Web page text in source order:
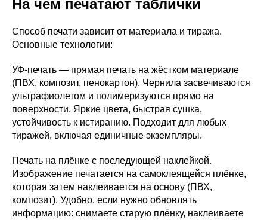
На чем печатают таблички
Способ печати зависит от материала и тиража.
Основные технологии:
УФ-печать — прямая печать на жёстком материале
(ПВХ, композит, пенокартон). Чернила засвечиваются
ультрафиолетом и полимеризуются прямо на
поверхности. Яркие цвета, быстрая сушка,
устойчивость к истиранию. Подходит для любых
тиражей, включая единичные экземпляры.
Печать на плёнке с последующей наклейкой.
Изображение печатается на самоклеящейся плёнке,
которая затем наклеивается на основу (ПВХ,
композит). Удобно, если нужно обновлять
информацию: снимаете старую плёнку, наклеиваете